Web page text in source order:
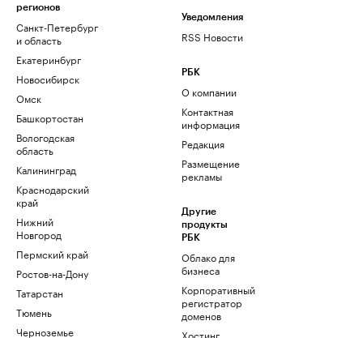
регионов
Санкт-Петербург
и область
Екатеринбург
Новосибирск
Омск
Башкортостан
Вологодская
область
Калининград
Краснодарский
край
Нижний
Новгород
Пермский край
Ростов-на-Дону
Татарстан
Тюмень
Черноземье
Уведомления
RSS Новости
РБК
О компании
Контактная
информация
Редакция
Размещение
рекламы
Другие
продукты
РБК
Облако для
бизнеса
Корпоративный
регистратор
доменов
Хостинг